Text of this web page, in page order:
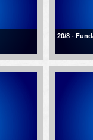
20/8 -